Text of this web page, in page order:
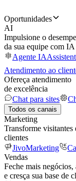
Oportunidades
AI
Impulsione o
da sua equipe com IA
Agente IA
Atendimento ao
Ofereça atendimento
de excelência
Chat para sites
Todos os canais
Marketing
Transforme visitantes
clientes
JivoMarketing
Vendas
Feche mais
e cresça sua base de